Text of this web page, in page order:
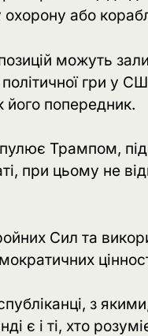
або
можуть
гри у
його попередник.
Трампом,
при цьому не
Сил та
з
є і ті, хто